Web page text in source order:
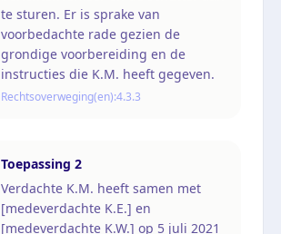
te sturen. Er is sprake van
voorbedachte rade gezien de
grondige voorbereiding en de
instructies die K.M. heeft gegeven.
Rechtsoverweging(en):4.3.3
Toepassing 2
Verdachte K.M. heeft samen met
[medeverdachte K.E.] en
[medeverdachte K.W.] op 5 juli 2021